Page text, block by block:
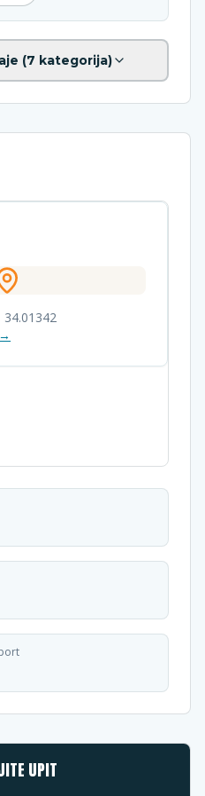
(7 kategorija)
34.01342
UPIT